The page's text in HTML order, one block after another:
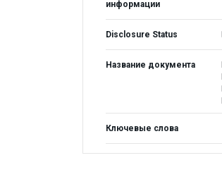
информации
Disclosure Status
Название документа
Ключевые слова